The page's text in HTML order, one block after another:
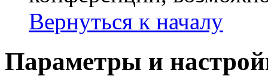
Вернуться к началу
Параметры и